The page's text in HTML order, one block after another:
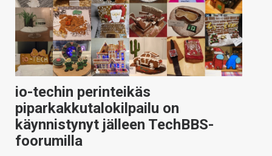
io-techin perinteikäs
piparkakkutalokilpailu on
käynnistynyt jälleen TechBBS-
foorumilla